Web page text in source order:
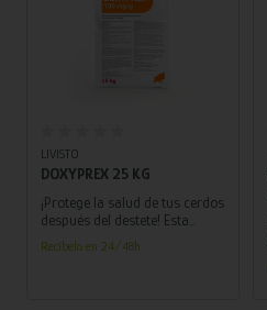
LIVISTO
DOXYPREX 25 KG
¡Protege la salud de tus cerdos
después del destete! Esta
potente premezcla combate
eficazmente enfermedades
Recíbelo en 24/48h